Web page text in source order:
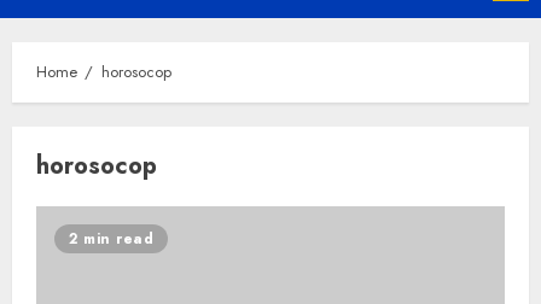
Menu
Home horosocop
horosocop
2 min read